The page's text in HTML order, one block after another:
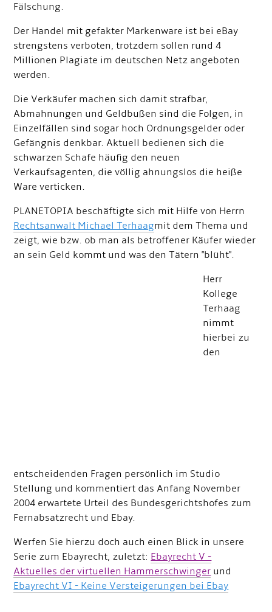
Fälschung.
Der Handel mit gefakter Markenware ist bei eBay
strengstens verboten, trotzdem sollen rund 4
Millionen Plagiate im deutschen Netz angeboten
werden.
Die Verkäufer machen sich damit strafbar,
Abmahnungen und Geldbußen sind die Folgen, in
Einzelfällen sind sogar hoch Ordnungsgelder oder
Gefängnis denkbar. Aktuell bedienen sich die
schwarzen Schafe häufig den neuen
Verkaufsagenten, die völlig ahnungslos die heiße
Ware verticken.
PLANETOPIA beschäftigte sich mit Hilfe von Herrn
Rechtsanwalt Michael Terhaagmit dem Thema und
zeigt, wie bzw. ob man als betroffener Käufer wieder
an sein Geld kommt und was den Tätern "blüht".
Herr
Kollege
Terhaag
nimmt
hierbei zu
den
entscheidenden Fragen persönlich im Studio
Stellung und kommentiert das Anfang November
2004 erwartete Urteil des Bundesgerichtshofes zum
Fernabsatzrecht und Ebay.
Werfen Sie hierzu doch auch einen Blick in unsere
Serie zum Ebayrecht, zuletzt: Ebayrecht V -
Aktuelles der virtuellen Hammerschwinger und
Ebayrecht VI - Keine Versteigerungen bei Ebay